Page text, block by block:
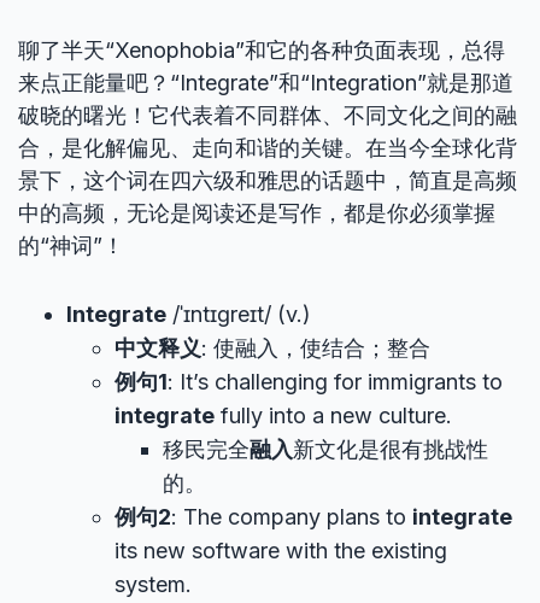
聊了半天“Xenophobia”和它的各种负面表现，总得
来点正能量吧？“Integrate”和“Integration”就是那道
破晓的曙光！它代表着不同群体、不同文化之间的融
合，是化解偏见、走向和谐的关键。在当今全球化背
景下，这个词在四六级和雅思的话题中，简直是高频
中的高频，无论是阅读还是写作，都是你必须掌握
的“神词”！
Integrate /ˈɪntɪɡreɪt/ (v.)
中文释义: 使融入，使结合；整合
例句1: It’s challenging for immigrants to
integrate fully into a new culture.
移民完全融入新文化是很有挑战性
的。
例句2: The company plans to integrate
its new software with the existing
system.